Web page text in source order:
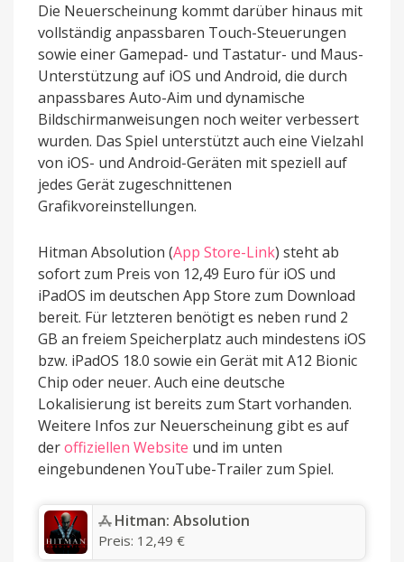
Die Neuerscheinung kommt darüber hinaus mit
vollständig anpassbaren Touch-Steuerungen
sowie einer Gamepad- und Tastatur- und Maus-
Unterstützung auf iOS und Android, die durch
anpassbares Auto-Aim und dynamische
Bildschirmanweisungen noch weiter verbessert
wurden. Das Spiel unterstützt auch eine Vielzahl
von iOS- und Android-Geräten mit speziell auf
jedes Gerät zugeschnittenen
Grafikvoreinstellungen.
Hitman Absolution (App Store-Link) steht ab
sofort zum Preis von 12,49 Euro für iOS und
iPadOS im deutschen App Store zum Download
bereit. Für letzteren benötigt es neben rund 2
GB an freiem Speicherplatz auch mindestens iOS
bzw. iPadOS 18.0 sowie ein Gerät mit A12 Bionic
Chip oder neuer. Auch eine deutsche
Lokalisierung ist bereits zum Start vorhanden.
Weitere Infos zur Neuerscheinung gibt es auf
deroffiziellen Website und im unten
eingebundenen YouTube-Trailer zum Spiel.
‎Hitman: Absolution
Preis: 12,49 €